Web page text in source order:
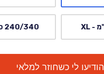
240/340 ס"מ - XXL
הודיעו לי כשחוזר למלאי